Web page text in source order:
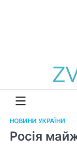
НОВИНИ УКРАЇНИ
Росія